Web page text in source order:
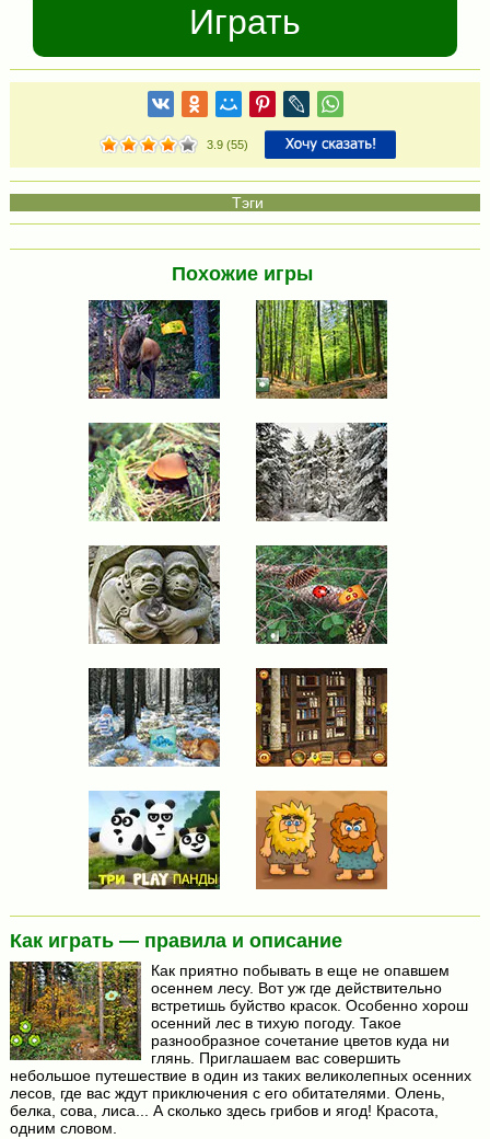
Играть
3.9(55)
Похожие игры
Как играть — правила и описание
Как приятно побывать в еще не опавшем
осеннем лесу. Вот уж где действительно
встретишь буйство красок. Особенно хорош
осенний лес в тихую погоду. Такое
разнообразное сочетание цветов куда ни
глянь. Приглашаем вас совершить
небольшое путешествие в один из таких великолепных осенних
лесов, где вас ждут приключения с его обитателями. Олень,
белка, сова, лиса... А сколько здесь грибов и ягод! Красота,
одним словом.